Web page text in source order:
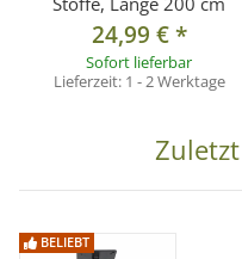
24,99 €*
Sofort lieferbar
Lieferzeit: 1 - 2 Werktage
BELIEBT